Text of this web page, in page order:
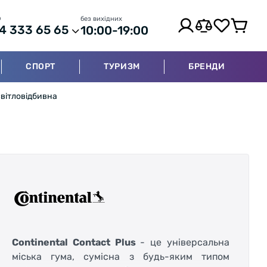
333 65 65
без вихідних
10:00-19:00
СПОРТ ТУРИЗМ БРЕНДИ
Continental Contact Plus - це універсальна
міська гума, сумісна з будь-яким типом